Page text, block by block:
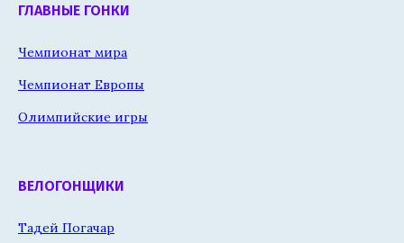
ГЛАВНЫЕ ГОНКИ
Чемпионат мира
Чемпионат Европы
Олимпийские игры
ВЕЛОГОНЩИКИ
Тадей Погачар